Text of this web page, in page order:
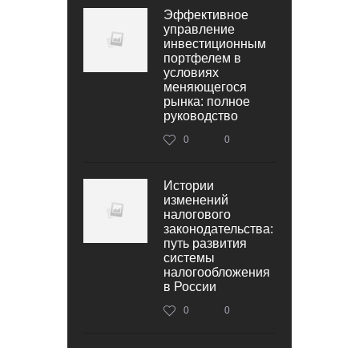
Эффективное
управление
инвестиционным
портфелем в
условиях
меняющегося
рынка: полное
руководство
0 0
Истории
изменений
налогового
законодательства:
путь развития
системы
налогообложения
в России
0 0